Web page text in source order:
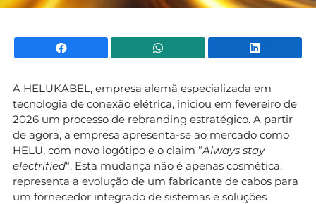
Facebook WhatsApp
A HELUKABEL, empresa alemã especializada em
tecnologia de conexão elétrica, iniciou em fevereiro de
2026 um processo de rebranding estratégico. A partir
de agora, a empresa apresenta-se ao mercado como
HELU, com novo logótipo e o claim “Always stay
electrified“. Esta mudança não é apenas cosmética:
representa a evolução de um fabricante de cabos para
um fornecedor integrado de sistemas e soluções